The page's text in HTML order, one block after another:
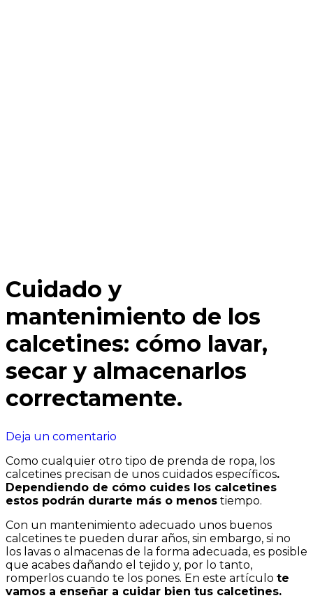
Cuidado y
mantenimiento de los
calcetines: cómo lavar,
secar y almacenarlos
correctamente.
Deja un comentario
y
mantenimiento
de
los
cómo
lavar,
secar
y
almacenarlos
correctamente.
Como cualquier otro tipo de prenda de ropa, los
calcetines precisan de unos cuidados específicos.
Dependiendo de cómo cuides los calcetines
estos podrán durarte más o menos tiempo.
Con un mantenimiento adecuado unos buenos
calcetines te pueden durar años, sin embargo, si no
los lavas o almacenas de la forma adecuada, es posible
que acabes dañando el tejido y, por lo tanto,
romperlos cuando te los pones. En este artículo te
vamos a enseñar a cuidar bien tus calcetines.